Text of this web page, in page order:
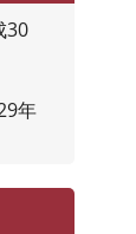
30
年